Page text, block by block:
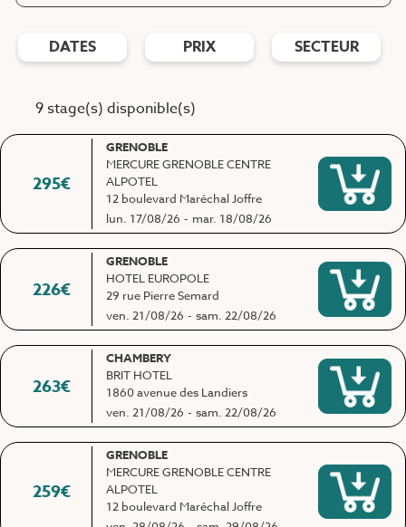
DATES PRIX SECTEUR
9 stage(s) disponible(s)
295€
GRENOBLE
MERCURE GRENOBLE CENTRE
ALPOTEL
12 boulevard Maréchal Joffre
lun. 17/08/26 - mar. 18/08/26
226€
GRENOBLE
HOTEL EUROPOLE
29 rue Pierre Semard
ven. 21/08/26 - sam. 22/08/26
263€
CHAMBERY
BRIT HOTEL
1860 avenue des Landiers
ven. 21/08/26 - sam. 22/08/26
259€
GRENOBLE
MERCURE GRENOBLE CENTRE
ALPOTEL
12 boulevard Maréchal Joffre